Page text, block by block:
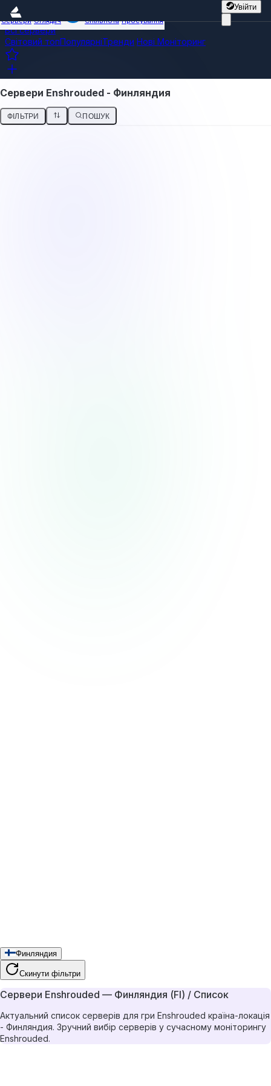
Увійти
Сервери Оглядач Спільнота Просування
Всі сервери
Світовий топПопулярніТренди Нові Моніторинг
Сервери Enshrouded - Финляндия
ФІЛЬТРИ ПОШУК
Финляндия
Скинути фільтри
Сервери Enshrouded — Финляндия (FI) / Список
Актуальний список серверів для гри Enshrouded країна-локація
- Финляндия. Зручний вибір серверів у сучасному моніторингу
Enshrouded.